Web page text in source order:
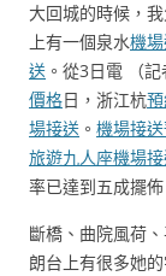
大回城的時候，
上有一個泉水機
送 。從3日電 （
價格日，浙江杭
場接送 。 機場接
旅遊九人座機場
率已達到五成擺佈
斷橋、曲院風荷
朗台上有很多她的